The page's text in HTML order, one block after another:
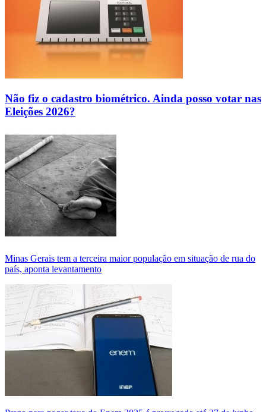
Não fiz o cadastro biométrico. Ainda posso votar nas
Eleições 2026?
Minas Gerais tem a terceira maior população em situação de rua do
país, aponta levantamento